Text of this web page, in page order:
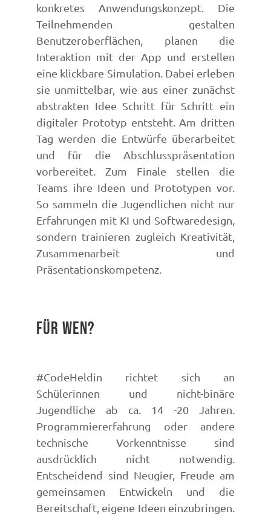
konkretes Anwendungskonzept. Die
Teilnehmenden gestalten
Benutzeroberflächen, planen die
Interaktion mit der App und erstellen
eine klickbare Simulation. Dabei erleben
sie unmittelbar, wie aus einer zunächst
abstrakten Idee Schritt für Schritt ein
digitaler Prototyp entsteht. Am dritten
Tag werden die Entwürfe überarbeitet
und für die Abschlusspräsentation
vorbereitet. Zum Finale stellen die
Teams ihre Ideen und Prototypen vor.
So sammeln die Jugendlichen nicht nur
Erfahrungen mit KI und Softwaredesign,
sondern trainieren zugleich Kreativität,
Zusammenarbeit und
Präsentationskompetenz.
Für wen?
#CodeHeldin richtet sich an
Schülerinnen und nicht-binäre
Jugendliche ab ca. 14 -20 Jahren.
Programmiererfahrung oder andere
technische Vorkenntnisse sind
ausdrücklich nicht notwendig.
Entscheidend sind Neugier, Freude am
gemeinsamen Entwickeln und die
Bereitschaft, eigene Ideen einzubringen.